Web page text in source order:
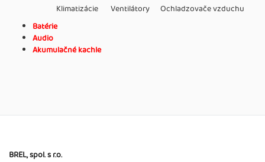
Klimatizácie Ventilátory Ochladzovače vzduchu
Batérie
Audio
Akumulačné kachle
BREL, spol. s r.o.